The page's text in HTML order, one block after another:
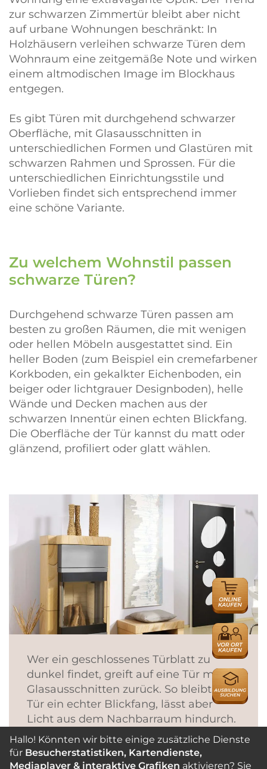
zur schwarzen Zimmertür bleibt aber nicht
auf urbane Wohnungen beschränkt: In
Holzhäusern verleihen schwarze Türen dem
Wohnraum eine zeitgemäße Note und wirken
einem altmodischen Image im Blockhaus
entgegen.
Es gibt Türen mit durchgehend schwarzer
Oberfläche, mit Glasausschnitten in
unterschiedlichen Formen und Glastüren mit
schwarzen Rahmen und Sprossen. Für die
unterschiedlichen Einrichtungsstile und
Vorlieben findet sich entsprechend immer
eine schöne Variante.
Zu welchem Wohnstil passen
schwarze Türen?
Durchgehend schwarze Türen passen am
besten zu großen Räumen, die mit wenigen
oder hellen Möbeln ausgestattet sind. Ein
heller Boden (zum Beispiel ein cremefarbener
Korkboden, ein gekalkter Eichenboden, ein
beiger oder lichtgrauer Designboden), helle
Wände und Decken machen aus der
schwarzen Innentür einen echten Blickfang.
Die Oberfläche der Tür kannst du matt oder
glänzend, profiliert oder glatt wählen.
Wer ein geschlossenes Türblatt zu
dunkel findet, greift auf eine Tür mit
Glasausschnitten zurück. So bleibt die
Tür ein echter Blickfang, lässt aber
Licht aus dem Nachbarraum hindurch.
Auch hier empfehlen wir, eher auf helle
Böden, Wände und Decken zu achten,
damit der Raum nicht zu düster wirkt.
ONLINE
Hallo! Könnten wir bitte einige zusätzliche Dienste
für Besucherstatistiken, Kartendienste,
Mediaplayer & interaktive Grafiken aktivieren? Sie